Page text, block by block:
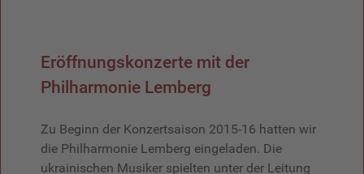
Eröffnungskonzerte mit der
Philharmonie Lemberg
Zu Beginn der Konzertsaison 2015-16 hatten wir
die Philharmonie Lemberg eingeladen. Die
ukrainischen Musiker spielten unter der Leitung